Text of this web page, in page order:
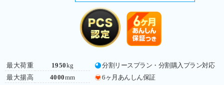
最大荷重
最大揚高
1950kg
4000mm
分割リースプラン・分割購入プラン対応
6ヶ月あんしん保証